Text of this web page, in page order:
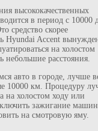
высококачественных
в период с 10000
средство скорее
Hyundai Accent
на холостом
небольшие расстояния.
авто в городе, лучше
10000 км. Процедуру
на холостом ходу или
зажигание
на смотровую яму.